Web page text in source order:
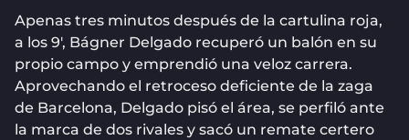
Apenas tres minutos después de la cartulina roja,
a los 9′, Bágner Delgado recuperó un balón en su
propio campo y emprendió una veloz carrera.
Aprovechando el retroceso deficiente de la zaga
de Barcelona, Delgado pisó el área, se perfiló ante
la marca de dos rivales y sacó un remate certero